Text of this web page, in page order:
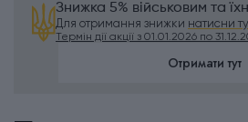
Знижка 5% військовим та
Для отримання знижки натисни
Термін дії акції з 01.01.2026 по
Отримати тут